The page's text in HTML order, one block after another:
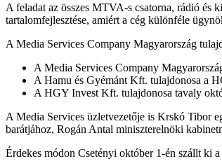
A feladat az összes MTVA-s csatorna, rádió
tartalomfejlesztése, amiért a cég különféle
A Media Services Company Magyarország
A Media Services Company
A Hamu és Gyémánt Kft. tulajdonosa a
A HGY Invest Kft. tulajdonosa tavaly
A Media Services üzletvezetője is Krskó Tibor
barátjához, Rogán Antal miniszterelnöki
Érdekes módon Csetényi október 1-én szállt ki